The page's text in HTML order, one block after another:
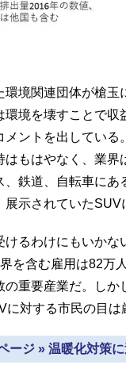
境関連団体が槍玉
環境を壊すことで
メントを出してい
はもはやなく、業
、鉄道、自転車に
示されていたSUV
るわけにもいかな
を含む雇用は82万
の重要産業だ。し
対する市民の目は
ージ » 温暖化対策